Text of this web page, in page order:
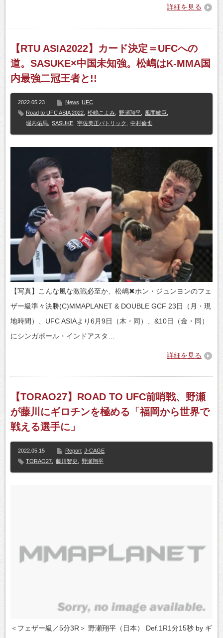
詳細を見る
【RTU ASIA2022】カード決定＝UFCへの
道。SASUKE×中国未知強。松嶋はK-MMA国
内最強二冠王者と!!
2022.05.23 News UFC
Road to UFC ASIA 2022
松嶋こよみ 野瀬翔平 風間敏臣
堀内佑馬
SASUKE 宇佐美正パトリック 中村倫也
【写真】こんな風な激戦必至か、松嶋✖ホン・ジュンヨンのフェ
ザー級準々決勝(C)MMAPLANET & DOUBLE GCF 23日（月・現
地時間）、UFC ASIAより6月9日（木・同）、&10日（金・同）
にシンガポール・インドアスタ…
詳細を見る
【TORAO27】ROAD TO UFC前哨戦、野瀬
が藤川にギロチンを極める「福岡から世界で
戦える選手に」
2022.05.15 Report J-CAGE
TORAO27
藤川智史 野瀬翔平
＜フェザー級／5分3R＞ 野瀬翔平（日本） Def.1R1分15秒 by ギ